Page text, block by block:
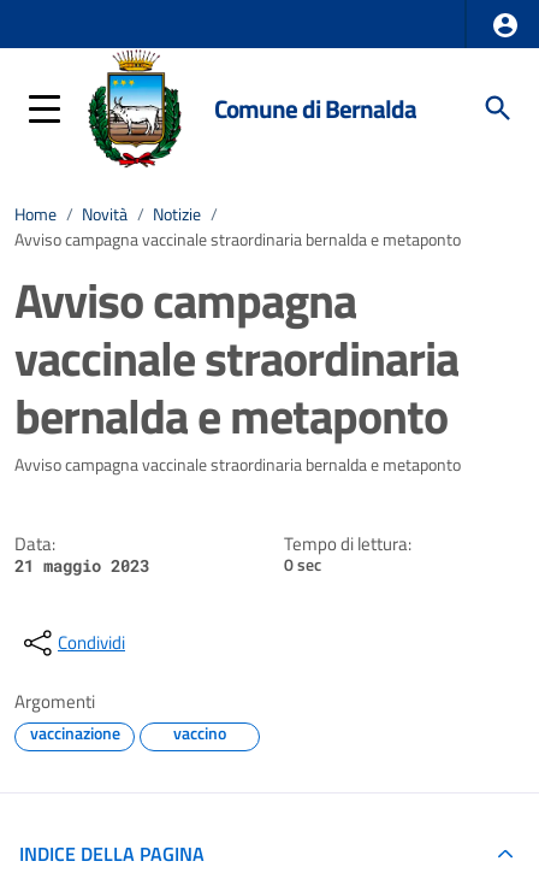
Comune di Bernalda
Home / Novità / Notizie /
Avviso campagna vaccinale straordinaria bernalda e metaponto
Avviso campagna
vaccinale straordinaria
bernalda e metaponto
Dettagli della notizia
Avviso campagna vaccinale straordinaria bernalda e metaponto
Data:
21 maggio 2023
Tempo di lettura:
0 sec
Condividi
Argomenti
vaccinazione vaccino
INDICE DELLA PAGINA